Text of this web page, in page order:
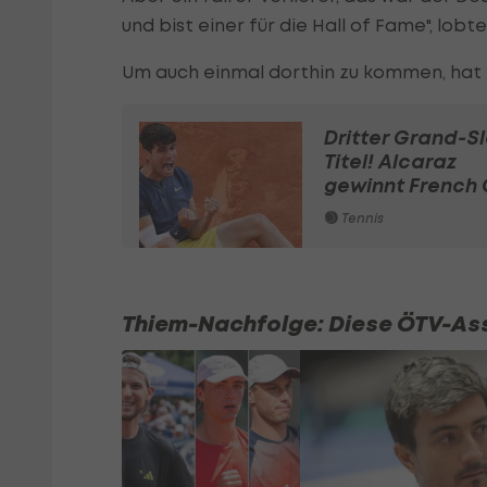
und bist einer für die Hall of Fame", lobte
Um auch einmal dorthin zu kommen,
Dritter Grand-
Titel! Alcaraz
gewinnt French
Tennis
Thiem-Nachfolge: Diese ÖTV-